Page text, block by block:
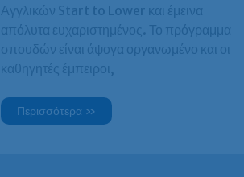
Αγγλικών Start to Lower και έμεινα
απόλυτα ευχαριστημένος. Το πρόγραμμα
σπουδών είναι άψογα οργανωμένο και οι
καθηγητές έμπειροι,
Γεώργιος
Σταθόπουλος,
Περισσότερα »